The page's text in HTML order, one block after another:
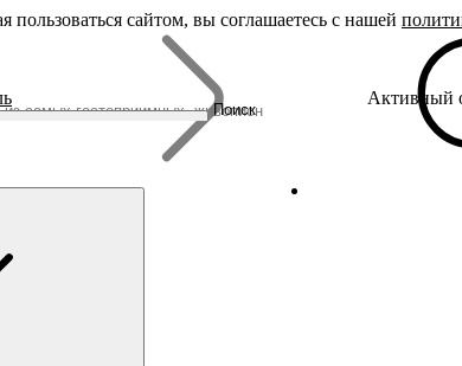
Поиск
Бренды
Родина Снегурочки
Династия Романовых
Ювелирная столица
Гусиная столица
Активный
сайтом, вы соглашаетесь с нашей